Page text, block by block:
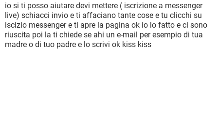
io si ti posso aiutare devi mettere ( iscrizione a messenger
live) schiacci invio e ti affaciano tante cose e tu clicchi su
iscizio messenger e ti apre la pagina ok io lo fatto e ci sono
riuscita poi la ti chiede se ahi un e-mail per esempio di tua
madre o di tuo padre e lo scrivi ok kiss kiss